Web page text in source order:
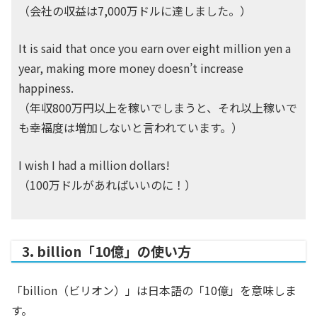
（会社の収益は7,000万ドルに達しました。）
It is said that once you earn over eight million yen a
year, making more money doesn’t increase
happiness.
（年収800万円以上を稼いでしまうと、それ以上稼いで
も幸福度は増加しないと言われています。）
I wish I had a million dollars!
（100万ドルがあればいいのに！）
3. billion「10億」の使い方
「billion（ビリオン）」は日本語の「10億」を意味しま
す。